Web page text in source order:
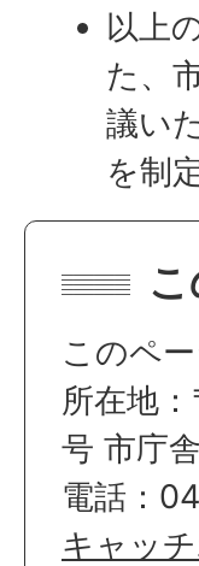
以上
た、
議い
を制
このペ
所在地
号 市庁
電話：
キャッ